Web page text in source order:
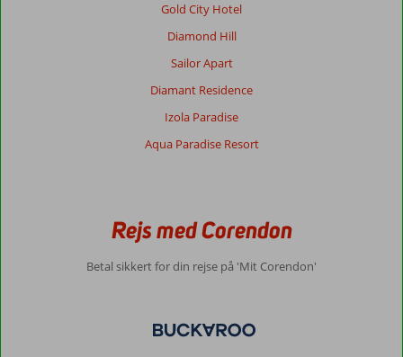
Gold City Hotel
Diamond Hill
Sailor Apart
Diamant Residence
Izola Paradise
Aqua Paradise Resort
Rejs med Corendon
Betal sikkert for din rejse på 'Mit Corendon'